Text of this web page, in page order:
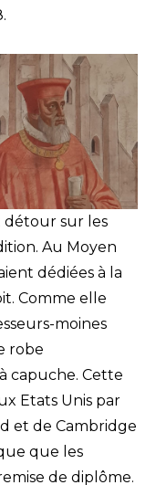
détour sur les
Au Moyen
dédiées à la
Comme elle
moines
robe
capuche. Cette
Etats Unis par
et de Cambridge
que les
de diplôme.